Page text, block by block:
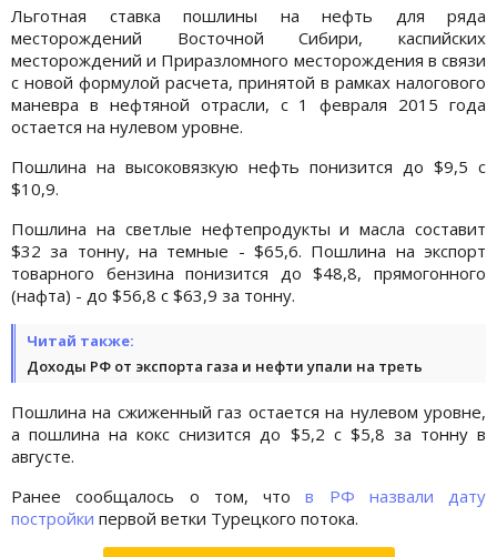
Льготная ставка пошлины на нефть для ряда
месторождений Восточной Сибири, каспийских
месторождений и Приразломного месторождения в связи
с новой формулой расчета, принятой в рамках налогового
маневра в нефтяной отрасли, с 1 февраля 2015 года
остается на нулевом уровне.
Пошлина на высоковязкую нефть понизится до $9,5 с
$10,9.
Пошлина на светлые нефтепродукты и масла составит
$32 за тонну, на темные - $65,6. Пошлина на экспорт
товарного бензина понизится до $48,8, прямогонного
(нафта) - до $56,8 с $63,9 за тонну.
Читай также:
Доходы РФ от экспорта газа и нефти упали на треть
Пошлина на сжиженный газ остается на нулевом уровне,
а пошлина на кокс снизится до $5,2 с $5,8 за тонну в
августе.
Ранее сообщалось о том, чтов РФ назвали дату
постройки первой ветки Турецкого потока.